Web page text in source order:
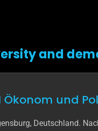
and
Ökonom und
Deutschland.